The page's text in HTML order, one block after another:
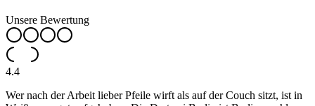
Unsere Bewertung
4.4
Wer nach der Arbeit lieber Pfeile wirft als auf der Couch sitzt, ist in